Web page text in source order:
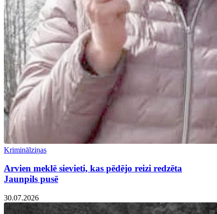
Kriminālziņas
Arvien meklē sievieti, kas pēdējo reizi redzēta
Jaunpils pusē
30.07.2026